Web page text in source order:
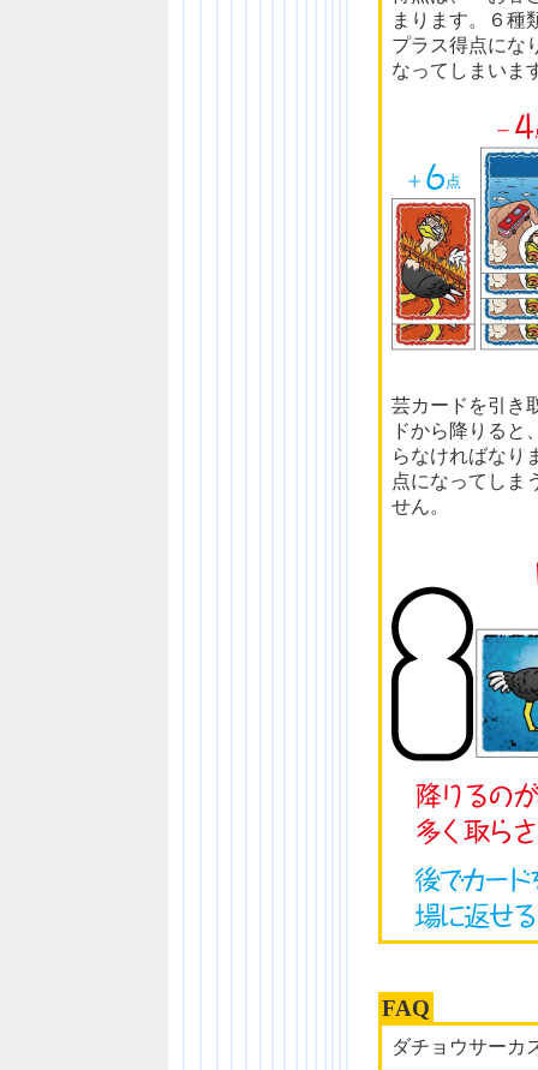
まります。６種
プラス得点にな
なってしまいま
芸カードを引き
ドから降りると
らなければなり
点になってしま
せん。
FAQ
ダチョウサーカ